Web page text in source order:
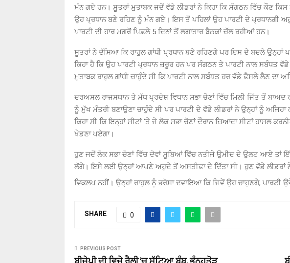
ਮੰਨ ਗਏ ਹਨ। ਸੂਤਰਾਂ ਮੁਤਾਬਕ ਜਦੋਂ ਵੱਡੇ ਲੀਡਰਾਂ ਨੇ ਕਿਹਾ ਕਿ ਸੰਗਠਨ ਵਿੱਚ ਕੌਣ
ਉਹ ਪ੍ਰਧਾਨ ਬਣੇ ਰਹਿਣ ਨੂੰ ਮੰਨ ਗਏ। ਇਸ ਤੋਂ ਪਹਿਲਾਂ ਉਹ ਪਾਰਟੀ ਦੇ ਪ੍ਰਧਾਨਗੀ
ਪਾਰਟੀ ਦੀ ਹਾਰ ਮਗਰੋਂ ਪਿਛਲੇ 5 ਦਿਨਾਂ ਤੋਂ ਲਗਾਤਾਰ ਬੈਠਕਾਂ ਚੱਲ ਰਹੀਆਂ ਹਨ।
ਸੂਤਰਾਂ ਨੇ ਦੱਸਿਆ ਕਿ ਰਾਹੁਲ ਗਾਂਧੀ ਪ੍ਰਧਾਨ ਬਣੇ ਰਹਿਣਗੇ ਪਰ ਇਸ ਦੇ ਬਦਲੇ ਉਨ੍ਹਾਂ
ਕਿਹਾ ਹੈ ਕਿ ਉਹ ਪਾਰਟੀ ਪ੍ਰਧਾਨ ਜ਼ਰੂਰ ਹਨ ਪਰ ਸੰਗਠਨ ਤੇ ਪਾਰਟੀ ਨਾਲ ਸਬੰਧਤ
ਮੁਤਾਬਕ ਰਾਹੁਲ ਗਾਂਧੀ ਚਾਹੁੰਦੇ ਸੀ ਕਿ ਪਾਰਟੀ ਨਾਲ ਸਬੰਧਤ ਹਰ ਵੱਡੇ ਫੈਸਲੇ ਲੈਣ ਦਾ
ਦਰਅਸਲ ਰਾਜਸਥਾਨ ਤੇ ਮੱਧ ਪ੍ਰਦੇਸ਼ ਵਿਧਾਨ ਸਭਾ ਚੋਣਾਂ ਵਿੱਚ ਮਿਲੀ ਜਿੱਤ ਤੋਂ
ਨੂੰ ਮੁੱਖ ਮੰਤਰੀ ਬਣਾਉਣਾ ਚਾਹੁੰਦੇ ਸੀ ਪਰ ਪਾਰਟੀ ਦੇ ਵੱਡੇ ਲੀਡਰਾਂ ਨੇ ਉਨ੍ਹਾਂ ਨੂੰ
ਕਿਹਾ ਸੀ ਕਿ ਇਨ੍ਹਾਂ ਸੀਟਾਂ ‘ਤੇ ਜੇ ਲੋਕ ਸਭਾ ਚੋਣਾਂ ਦੌਰਾਨ ਜ਼ਿਆਦਾ ਸੀਟਾਂ ਹਾਸਲ
ਖੇਡਣਾ ਪਏਗਾ।
ਹੁਣ ਜਦੋਂ ਲੋਕ ਸਭਾ ਚੋਣਾਂ ਵਿੱਚ ਦੋਵਾਂ ਸੂਬਿਆਂ ਵਿੱਚ ਨਤੀਜੇ ਉਮੀਦ ਦੇ ਉਲਟ ਆਏ ਤਾਂ
ਲੱਗੇ। ਇਸੇ ਲਈ ਉਨ੍ਹਾਂ ਆਪਣੇ ਅਹੁਦੇ ਤੋਂ ਅਸਤੀਫਾ ਦੇ ਦਿੱਤਾ ਸੀ। ਹੁਣ ਵੱਡੇ ਲੀਡਰਾਂ ਨੇ
ਵਿਕਲਪ ਨਹੀਂ। ਉਨ੍ਹਾਂ ਰਾਹੁਲ ਨੂੰ ਭਰੋਸਾ ਦਵਾਇਆ ਕਿ ਜਿਵੇਂ ਉਹ ਚਾਹੁਣਗੇ, ਪਾਰਟੀ
SHARE 0
PREVIOUS POST